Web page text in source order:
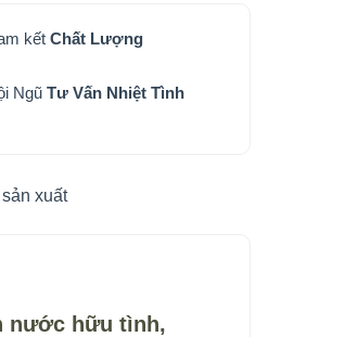
kết Chất Lượng
Ngũ Tư Vấn Nhiệt Tình
xuất
nước hữu tình,